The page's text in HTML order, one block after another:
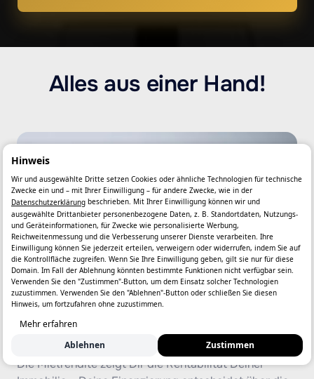
Alles aus einer Hand!
Finanzierung
Die Mietrendite zeigt Dir die Rentabilität Deiner
Hinweis
Wir und ausgewählte Dritte setzen Cookies oder ähnliche Technologien für technische
Zwecke ein und – mit Ihrer Einwilligung – für andere Zwecke, wie in der
Datenschutzerklärung beschrieben. Mit Ihrer Einwilligung können wir und
ausgewählte Drittanbieter personenbezogene Daten, z. B. Standortdaten, Nutzungs-
und Geräteinformationen, für Zwecke wie personalisierte Werbung,
Reichweitenmessung und die Verbesserung unserer Dienste verarbeiten. Ihre
Einwilligung können Sie jederzeit erteilen, verweigern oder widerrufen, indem Sie auf
die Kontrollfläche zugreifen. Wenn Sie Ihre Einwilligung geben, gilt sie nur für diese
Domain. Im Fall der Ablehnung könnten bestimmte Funktionen nicht verfügbar sein.
Verwenden Sie den "Zustimmen"-Button, um dem Einsatz solcher Technologien
zuzustimmen. Verwenden Sie den "Ablehnen"-Button oder schließen Sie diesen
Hinweis, um fortzufahren ohne zuzustimmen.
Mehr erfahren
Ablehnen
Zustimmen